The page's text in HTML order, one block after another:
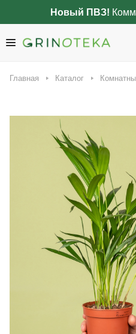
Новый ПВЗ!
Главная Каталог